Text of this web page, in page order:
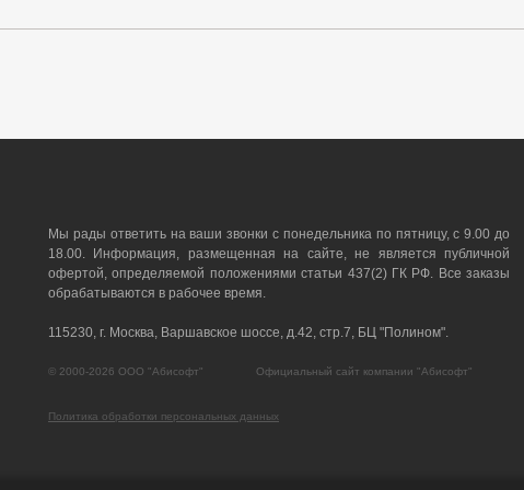
Мы рады ответить на ваши звонки с понедельника по пятницу, с 9.00 до
18.00. Информация, размещенная на сайте, не является публичной
офертой, определяемой положениями статьи 437(2) ГК РФ. Все заказы
обрабатываются в рабочее время.
115230, г. Москва, Варшавское шоссе, д.42, стр.7, БЦ "Полином".
© 2000-2026 ООО "Абисофт" Официальный сайт компании "Абисофт"
Политика обработки персональных данных